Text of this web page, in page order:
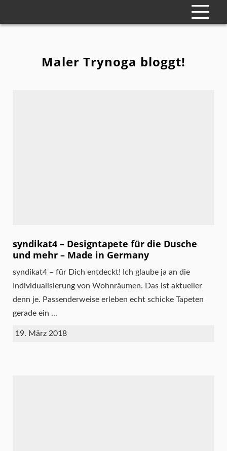
Maler Trynoga bloggt!
syndikat4 – Designtapete für die Dusche
und mehr – Made in Germany
syndikat4 – für Dich entdeckt! Ich glaube ja an die
Individualisierung von Wohnräumen. Das ist aktueller
denn je. Passenderweise erleben echt schicke Tapeten
gerade ein ...
19. März 2018